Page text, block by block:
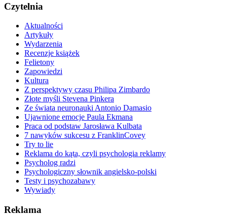
Czytelnia
Aktualności
Artykuły
Wydarzenia
Recenzje książek
Felietony
Zapowiedzi
Kultura
Z perspektywy czasu Philipa Zimbardo
Złote myśli Stevena Pinkera
Ze świata neuronauki Antonio Damasio
Ujawnione emocje Paula Ekmana
Praca od podstaw Jarosława Kulbata
7 nawyków sukcesu z FranklinCovey
Try to lie
Reklama do kąta, czyli psychologia reklamy
Psycholog radzi
Psychologiczny słownik angielsko-polski
Testy i psychozabawy
Wywiady
Reklama